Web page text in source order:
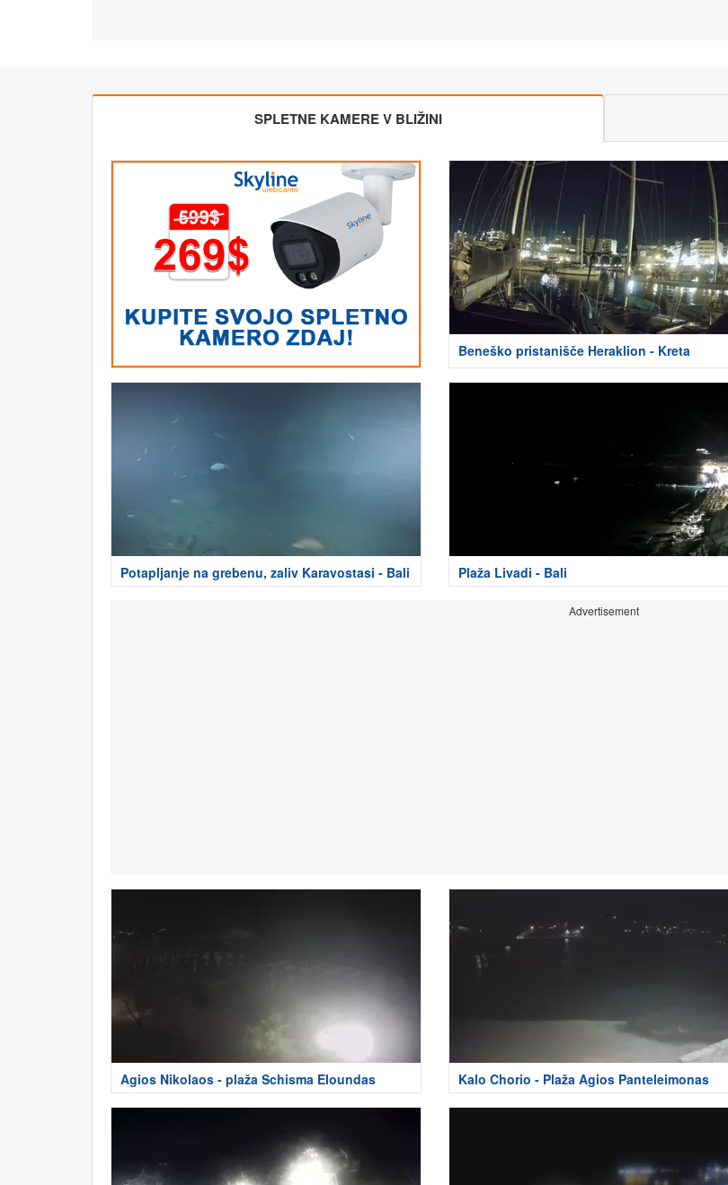
SPLETNE KAMERE V BLIŽINI
Beneško pristanišče Heraklion - Kreta
Potapljanje na grebenu, zaliv Karavostasi - Bali Plaža Livadi - Bali
Advertisement
Agios Nikolaos - plaža Schisma Eloundas Kalo Chorio - Plaža Agios Panteleimonas